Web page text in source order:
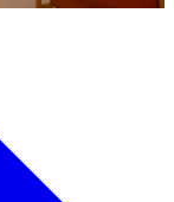
de design